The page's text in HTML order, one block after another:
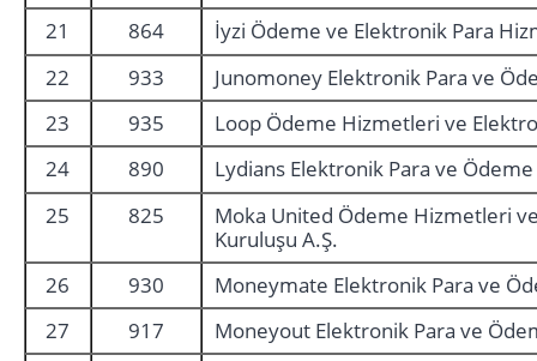
21
864
İyzi Ödeme ve Elektronik Para
22
933
Junomoney Elektronik Para ve
23
935
Loop Ödeme Hizmetleri ve
24
890
Lydians Elektronik Para ve
25
825
Moka United Ödeme Hizmetleri
Kuruluşu A.Ş.
26
930
Moneymate Elektronik Para ve
27
917
Moneyout Elektronik Para ve